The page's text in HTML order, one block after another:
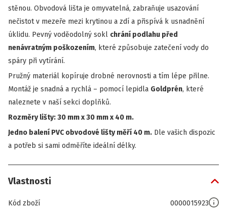
stěnou. Obvodová lišta je omyvatelná, zabraňuje usazování
nečistot v mezeře mezi krytinou a zdí a přispívá k usnadnění
úklidu. Pevný voděodolný sokl chrání podlahu před
nenávratným poškozením, které způsobuje zatečení vody do
spáry při vytírání.
Pružný materiál kopíruje drobné nerovnosti a tím lépe přilne.
Montáž je snadná a rychlá – pomocí lepidla Goldprén, které
naleznete v naší sekci doplňků.
Rozměry lišty: 30 mm x 30 mm x 40 m.
Jedno balení PVC obvodové lišty měří 40 m. Dle vašich dispozic
a potřeb si sami odměříte ideální délky.
Vlastnosti
Kód zboží 0000015923